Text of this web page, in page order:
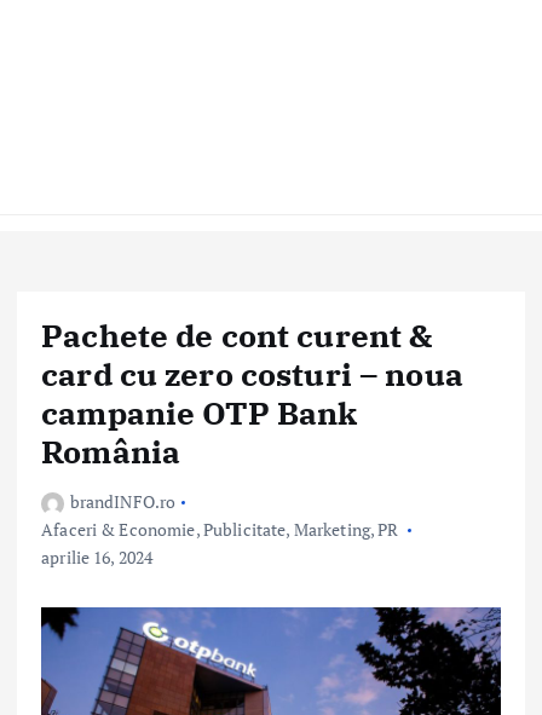
Pachete de cont curent &
card cu zero costuri – noua
campanie OTP Bank
România
brandINFO.ro
Afaceri & Economie,Publicitate, Marketing, PR
aprilie 16, 2024